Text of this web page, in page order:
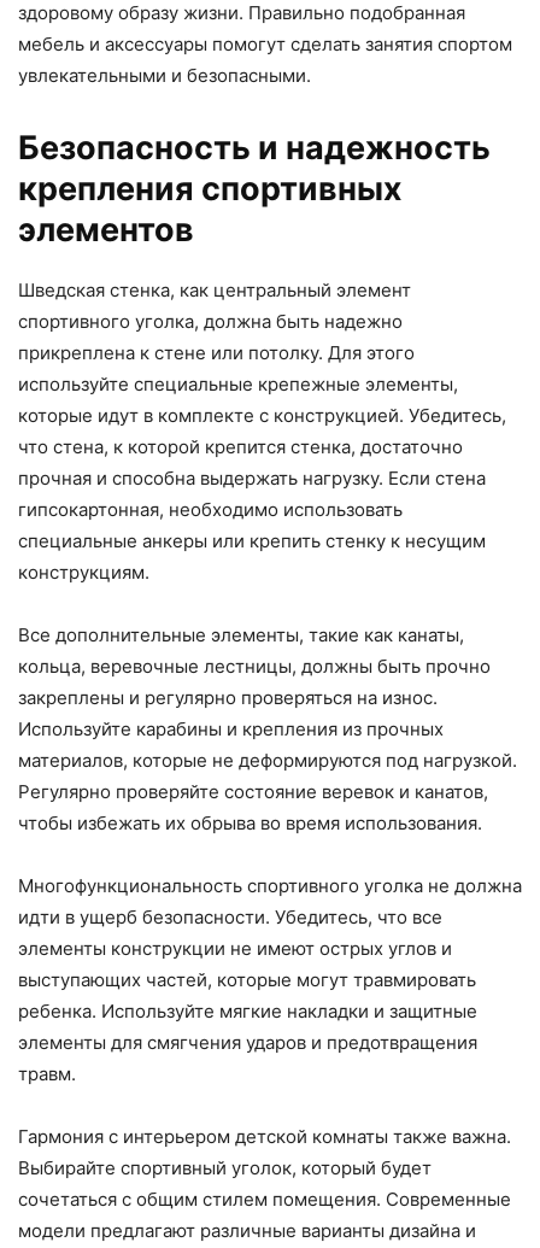
здоровому образу жизни. Правильно подобранная
мебель и аксессуары помогут сделать занятия спортом
увлекательными и безопасными.
Безопасность и надежность
крепления спортивных
элементов
Шведская стенка, как центральный элемент
спортивного уголка, должна быть надежно
прикреплена к стене или потолку. Для этого
используйте специальные крепежные элементы,
которые идут в комплекте с конструкцией. Убедитесь,
что стена, к которой крепится стенка, достаточно
прочная и способна выдержать нагрузку. Если стена
гипсокартонная, необходимо использовать
специальные анкеры или крепить стенку к несущим
конструкциям.
Все дополнительные элементы, такие как канаты,
кольца, веревочные лестницы, должны быть прочно
закреплены и регулярно проверяться на износ.
Используйте карабины и крепления из прочных
материалов, которые не деформируются под нагрузкой.
Регулярно проверяйте состояние веревок и канатов,
чтобы избежать их обрыва во время использования.
Многофункциональность спортивного уголка не должна
идти в ущерб безопасности. Убедитесь, что все
элементы конструкции не имеют острых углов и
выступающих частей, которые могут травмировать
ребенка. Используйте мягкие накладки и защитные
элементы для смягчения ударов и предотвращения
травм.
Гармония с интерьером детской комнаты также важна.
Выбирайте спортивный уголок, который будет
сочетаться с общим стилем помещения. Современные
модели предлагают различные варианты дизайна и